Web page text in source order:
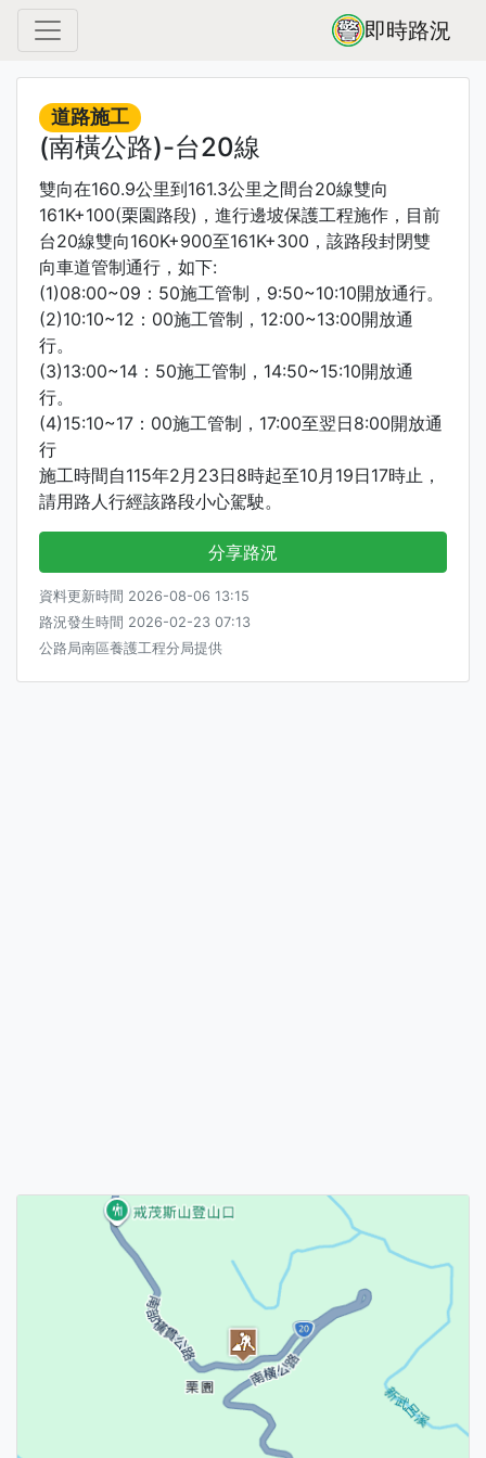
即時路況
道路施工
(南橫公路)-台20線
雙向在160.9公里到161.3公里之間台20線雙向
161K+100(栗園路段)，進行邊坡保護工程施作，目前
台20線雙向160K+900至161K+300，該路段封閉雙
向車道管制通行，如下:
(1)08:00~09：50施工管制，9:50~10:10開放通行。
(2)10:10~12：00施工管制，12:00~13:00開放通
行。
(3)13:00~14：50施工管制，14:50~15:10開放通
行。
(4)15:10~17：00施工管制，17:00至翌日8:00開放通
行
施工時間自115年2月23日8時起至10月19日17時止，
請用路人行經該路段小心駕駛。
分享路況
資料更新時間 2026-08-06 13:15
路況發生時間 2026-02-23 07:13
公路局南區養護工程分局提供